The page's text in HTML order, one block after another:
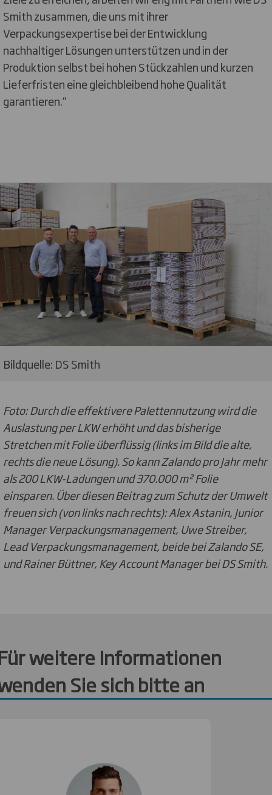
Smith zusammen, die uns mit ihrer
Verpackungsexpertise bei der Entwicklung
nachhaltiger Lösungen unterstützen und in der
Produktion selbst bei hohen Stückzahlen und kurzen
Lieferfristen eine gleichbleibend hohe Qualität
garantieren.“
Bildquelle: DS Smith
Foto: Durch die effektivere Palettennutzung wird die
Auslastung per LKW erhöht und das bisherige
Stretchen mit Folie überflüssig (links im Bild die alte,
rechts die neue Lösung). So kann Zalando pro Jahr mehr
als 200 LKW-Ladungen und 370.000 m² Folie
einsparen. Über diesen Beitrag zum Schutz der Umwelt
freuen sich (von links nach rechts): Alex Astanin, Junior
Manager Verpackungsmanagement, Uwe Streiber,
Lead Verpackungsmanagement, beide bei Zalando SE,
und Rainer Büttner, Key Account Manager bei DS Smith.
weitere Informationen
Sie sich bitte an